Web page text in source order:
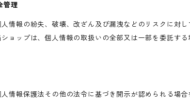
管理
情報の紛失、破壊、改ざん及び漏洩などのリスクに対
ョップは、個人情報の取扱いの全部又は一部を委託す
情報保護法その他の法令に基づき開示が認められる場